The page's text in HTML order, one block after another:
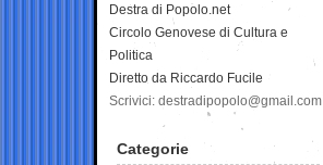
Destra di Popolo.net
Circolo Genovese di Cultura e
Politica
Diretto da Riccardo Fucile
Scrivici: destradipopolo@gmail.com
Categorie